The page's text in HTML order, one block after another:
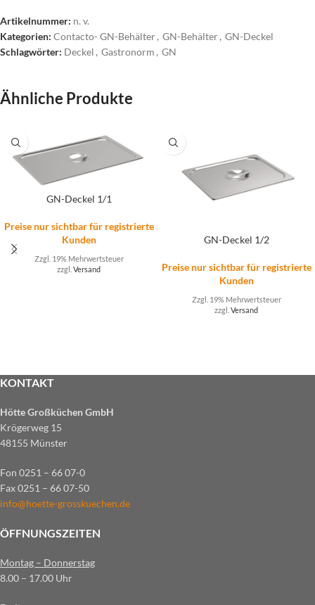
Artikelnummer: n. v.
Kategorien: Contacto- GN-Behälter, GN-Behälter, GN-Deckel
Schlagwörter: Deckel , Gastronorm , GN
Ähnliche Produkte
GN-Deckel 1/1
Preise nur sichtbar für registrierte
Kunden
Zzgl. 19% Mehrwertsteuer
zzgl. Versand
GN-Deckel 1/2
Preise nur sichtbar für registrierte
Kunden
Zzgl. 19% Mehrwertsteuer
zzgl. Versand
KONTAKT
Hötte Großküchen GmbH
Krögerweg 15
48155 Münster
Fon 0251 – 66 07-0
Fax 0251 – 66 07-50
info@hoette-grosskuechen.de
ÖFFNUNGSZEITEN
Montag – Donnerstag
8.00 – 17.00 Uhr